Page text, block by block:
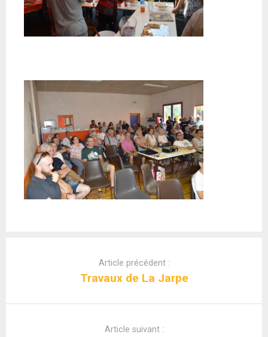
Article précédent :
Travaux de La Jarpe
Article suivant :